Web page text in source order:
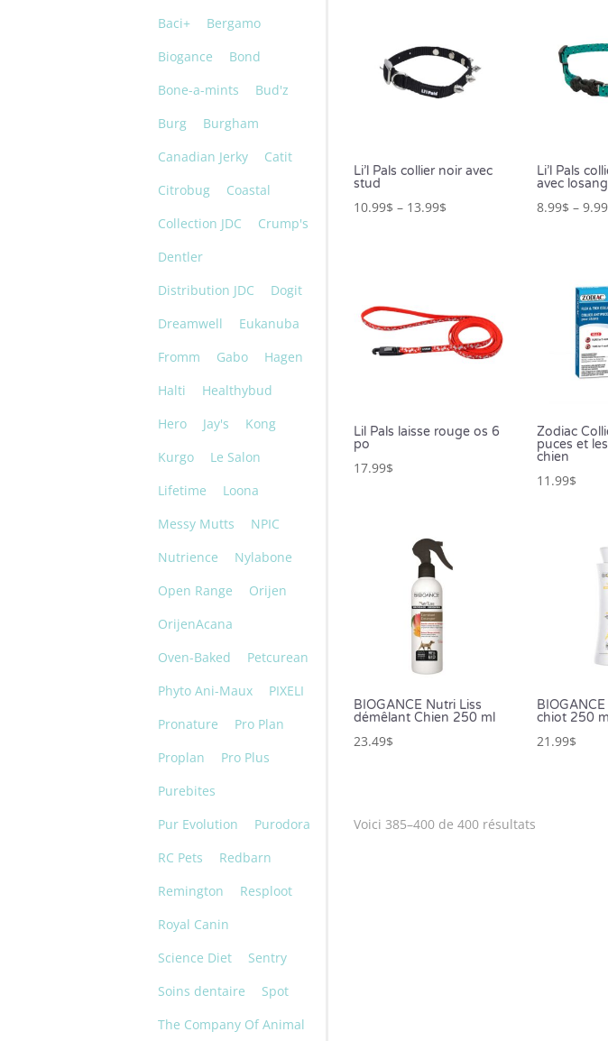
Baci+
Bergamo
Biogance
Bond
Bone-a-mints
Bud'z
Burg
Burgham
Canadian Jerky
Catit
Citrobug
Coastal
Collection JDC
Crump's
Dentler
Distribution JDC
Dogit
Dreamwell
Eukanuba
Fromm
Gabo
Hagen
Halti
Healthybud
Hero
Jay's
Kong
Kurgo
Le Salon
Lifetime
Loona
Messy Mutts
NPIC
Nutrience
Nylabone
Open Range
Orijen
OrijenAcana
Oven-Baked
Petcurean
Phyto Ani-Maux
PIXELI
Pronature
Pro Plan
Proplan
Pro Plus
Purebites
Pur Evolution
Purodora
RC Pets
Redbarn
Remington
Resploot
Royal Canin
Science Diet
Sentry
Soins dentaire
Spot
The Company Of Animal
Li’l Pals collier noir avec
stud
10.99$ – 13.99$
Li’l Pals
avec
8.99$ – 9.99
Lil Pals laisse rouge os 6
po
17.99$
Zodiac
puces et
chien
11.99$
BIOGANCE Nutri Liss
démêlant Chien 250 ml
23.49$
chiot 250
21.99$
Voici 385–400 de 400 résultats